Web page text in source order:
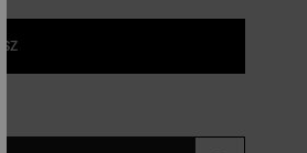
1SZ